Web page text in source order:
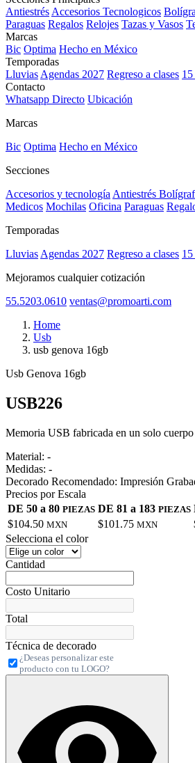
Antiestrés Accesorios Tecnologicos
Paraguas Regalos Relojes Tazas y Vasos
Marcas
Bic Optima Hecho en México
Temporadas
Lluvias Agendas 2027 Regreso a clases
Contacto
Whatsapp Directo Ubicación
Marcas
Bic Optima Hecho en México
Secciones
Accesorios y tecnología Antiestrés
Medicos Mochilas Oficina Paraguas
Temporadas
Lluvias Agendas 2027 Regreso a clases
Mejoramos cualquier cotización
55.5203.0610 ventas@promoarti.com
Home
Usb
usb genova 16gb
Usb Genova 16gb
USB226
Memoria USB fabricada en un solo
Material: -
Medidas: -
Decorado Recomendado: Impresión
Precios por Escala
DE 50 a 80 PIEZAS DE 81 a 183 PIEZAS
$104.50 MXN $101.75 MXN
Selecciona el color
Cantidad
Costo Unitario
Total
Técnica de decorado
¿Deseas personalizar este
producto con tu LOGO?